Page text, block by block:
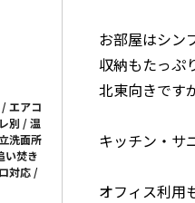
お部屋はシン
収納もたっぷ
北東向きです
キッチン・サ
オフィス利用
エアコ
別 / 温
洗面所
い焚き
対応 /